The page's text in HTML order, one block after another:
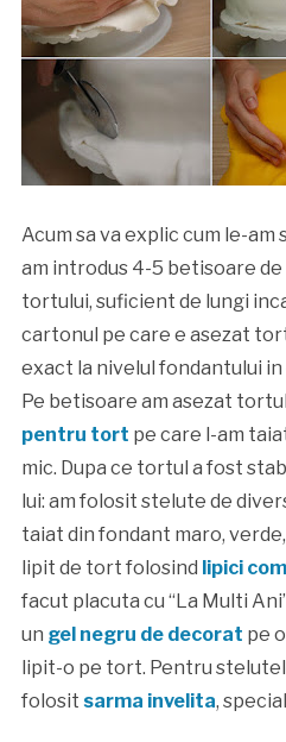
Acum sa va explic cum le-
am introdus 4-5 betisoare
tortului, suficient de lungi
cartonul pe care e asezat
exact la nivelul fondantului
Pe betisoare am asezat
pentru tort pe care l-am
mic. Dupa ce tortul a fost
lui: am folosit stelute de
taiat din fondant maro,
lipit de tort folosind lipici
facut placuta cu “La Multi
un gel negru de decorat pe
lipit-o pe tort. Pentru
folosit sarma invelita,